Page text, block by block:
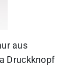
aus
Druckknopf